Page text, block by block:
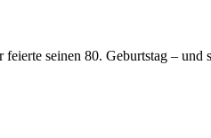
seinen 80. Geburtstag –